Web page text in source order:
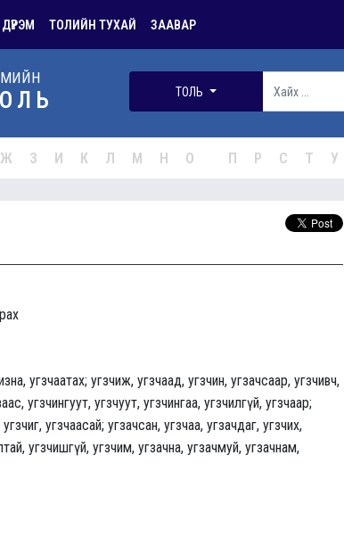
ТОЛИЙН ТУХАЙ ЗААВАР
ТОЛЬ
Ж З И К Л М Н О П Р С Т У
угзчаатах; угзчиж, угзчаад, угзчин, угзачсаар, угзчивч,
угзчингуут, угзчуут, угзчингаа, угзчилгүй, угзчаар;
угзчаасай; угзачсан, угзчаа, угзачдаг, угзчих,
угзчишгүй, угзчим, угзачна, угзачмуй, угзачнам,